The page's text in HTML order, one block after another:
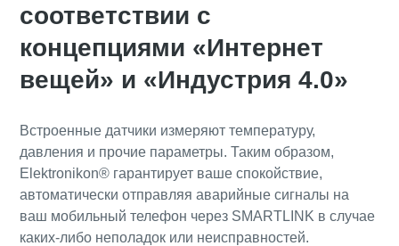
Узнайте, как сделать процесс транспортировки с
помощью пневматических конвейеров более
эффективным.
соответствии с
концепциями «Интернет
вещей» и «Индустрия 4.0»
Встроенные датчики измеряют температуру,
давления и прочие параметры. Таким образом,
Elektronikon® гарантирует ваше спокойствие,
автоматически отправляя аварийные сигналы на
ваш мобильный телефон через SMARTLINK в случае
каких-либо неполадок или неисправностей.